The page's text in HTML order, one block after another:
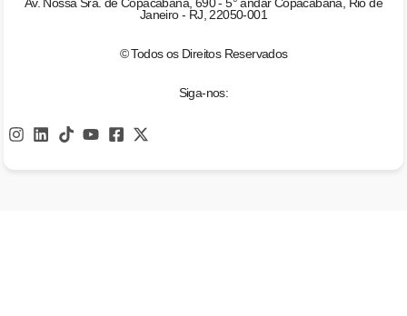
Janeiro - RJ, 22050-001
© Todos os Direitos Reservados
Siga-nos: